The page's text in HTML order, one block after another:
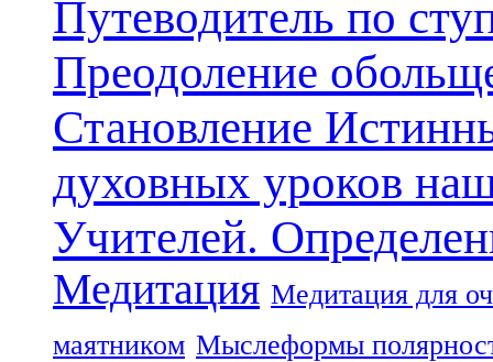
Путеводитель по
Преодоление
Становление
духовных уроков
Учителей.
Медитация Медитация для
маятником Мыслеформы